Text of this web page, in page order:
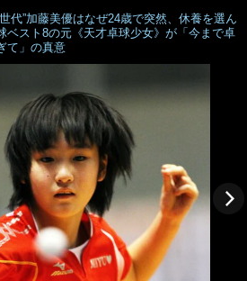
代”加藤美優はなぜ24歳で突然、休養を選ん
ベスト8の元《天才卓球少女》が「今まで卓
て」の真意